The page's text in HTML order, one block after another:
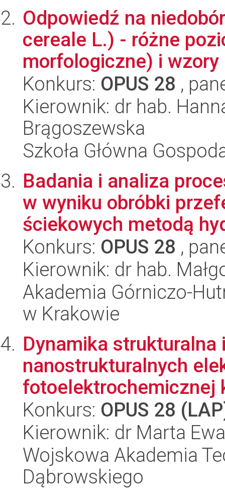
Odpowiedź na
cereale L.) - różne
morfologiczne) i
Konkurs: OPUS 28 ,
Kierownik: dr hab.
Brągoszewska
Szkoła Główna
Badania i analiza
w wyniku obróbki
ściekowych metodą
Konkurs: OPUS 28 ,
Kierownik: dr hab.
Akademia Górniczo-
w Krakowie
Dynamika strukturalna
nanostrukturalnych
fotoelektrochemicznej
Konkurs: OPUS 28
Kierownik: dr Marta
Wojskowa Akademia
Dąbrowskiego